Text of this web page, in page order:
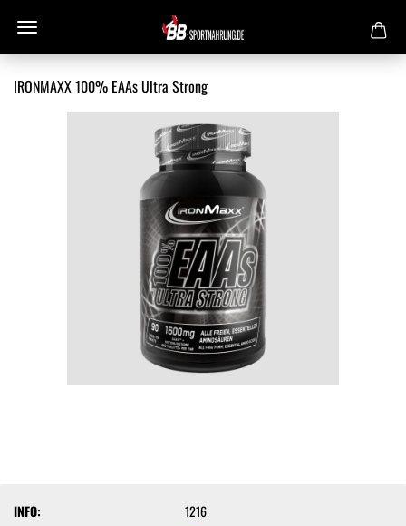
IRONMAXX 100% EAAs Ultra Strong
INFO:
1216